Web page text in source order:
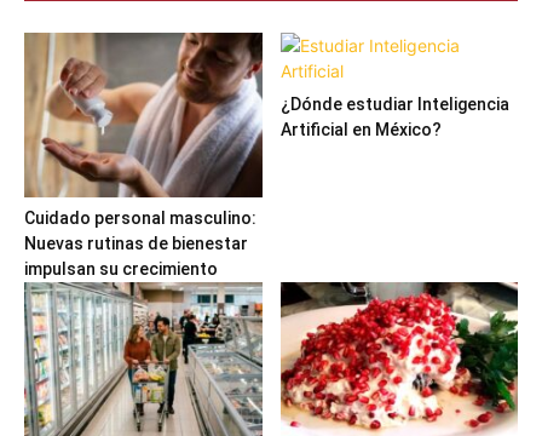
Cuidado personal masculino:
Nuevas rutinas de bienestar
impulsan su crecimiento
¿Dónde estudiar Inteligencia
Artificial en México?